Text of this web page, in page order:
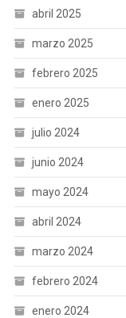
abril 2025
marzo 2025
febrero 2025
enero 2025
julio 2024
junio 2024
mayo 2024
abril 2024
marzo 2024
febrero 2024
enero 2024